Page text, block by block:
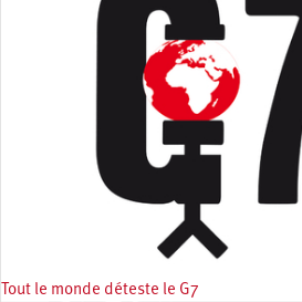
Tout le monde déteste le G7